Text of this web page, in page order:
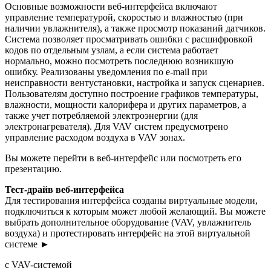
Основные возможности веб-интерфейса включают
управление температурой, скоростью и влажностью (при
наличии увлажнителя), а также просмотр показаний датчиков.
Система позволяет просматривать ошибки с расшифровкой
кодов по отдельным узлам, а если система работает
нормально, можно посмотреть последнюю возникшую
ошибку. Реализованы уведомления по e-mail при
неисправности вентустановки, настройка и запуск сценариев.
Пользователям доступно построение графиков температуры,
влажности, мощности калорифера и других параметров, а
также учет потребляемой электроэнергии (для
электронагревателя). Для VAV систем предусмотрено
управление расходом воздуха в VAV зонах.
Вы можете перейти в веб-интерфейс или посмотреть его
презентацию.
Тест-драйв веб-интерфейса
Для тестирования интерфейса созданы виртуальные модели,
подключиться к которым может любой желающий. Вы можете
выбрать дополнительное оборудование (VAV, увлажнитель
воздуха) и протестировать интерфейс на этой виртуальной
системе ►
с VAV-системой